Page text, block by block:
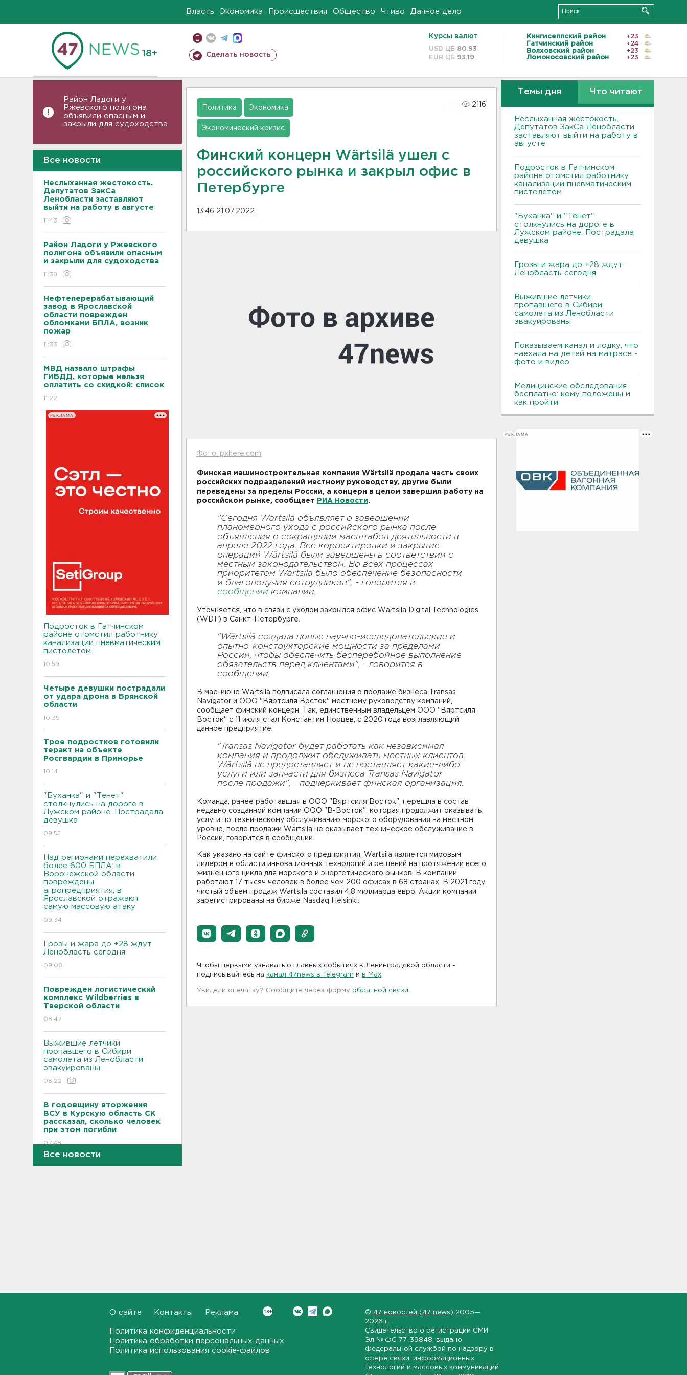
Власть Экономика Происшествия Общество Чтиво Дачное дело
18+ Сделать новость
Курсы валют
USD ЦБ 80.93
EUR ЦБ 93.19
Кингисеппский район
+23
Гатчинский район
+24
Волховский район
+23
Ломоносовский район
+23
Район Ладоги у
Ржевского полигона
объявили опасным и
закрыли для судоходства
Все новости
Неслыханная жестокость.
Депутатов ЗакСа
Ленобласти заставляют
выйти на работу в августе
11:43
Район Ладоги у Ржевского
полигона объявили опасным
и закрыли для судоходства
11:38
Нефтеперерабатывающий
завод в Ярославской
области поврежден
обломками БПЛА, возник
пожар
11:33
МВД назвало штрафы
ГИБДД, которые нельзя
оплатить со скидкой: список
11:22
РЕКЛАМА
Подросток в Гатчинском
районе отомстил работнику
канализации пневматическим
пистолетом
10:59
Четыре девушки пострадали
от удара дрона в Брянской
области
10:39
Трое подростков готовили
теракт на объекте
Росгвардии в Приморье
10:14
"Буханка" и "Тенет"
столкнулись на дороге в
Лужском районе. Пострадала
девушка
09:55
Над регионами перехватили
более 600 БПЛА: в
Воронежской области
повреждены
агропредприятия, в
Ярославской отражают
самую массовую атаку
09:34
Грозы и жара до +28 ждут
Ленобласть сегодня
09:08
Поврежден логистический
комплекс Wildberries в
Тверской области
08:47
Выжившие летчики
пропавшего в Сибири
самолета из Ленобласти
эвакуированы
08:22
В годовщину вторжения
ВСУ в Курскую область СК
рассказал, сколько человек
при этом погибли
07:48
Взрывы прогремят в карьерах
Ступень ракеты Falcon
9 врезалась в Луну
Все новости
Политика Экономика
Экономический кризис
2116
Финский концерн Wärtsilä ушел с
российского рынка и закрыл офис в
Петербурге
13:46 21.07.2022
Фото: pxhere.com
Финская машиностроительная компания Wärtsilä продала часть своих
российских подразделений местному руководству, другие были
переведены за пределы России, а концерн в целом завершил работу на
российском рынке, сообщает
РИА Новости.
"Сегодня Wärtsilä объявляет о завершении
планомерного ухода с российского рынка после
объявления о сокращении масштабов деятельности в
апреле 2022 года. Все корректировки и закрытие
операций Wärtsilä были завершены в соответствии с
местным законодательством. Во всех процессах
приоритетом Wärtsilä было обеспечение безопасности
и благополучия сотрудников", - говорится в
сообщении компании.
Уточняется, что в связи с уходом закрылся офис Wärtsilä Digital Technologies
(WDT) в Санкт-Петербурге.
"Wärtsilä создала новые научно-исследовательские и
опытно-конструкторские мощности за пределами
России, чтобы обеспечить бесперебойное выполнение
обязательств перед клиентами", - говорится в
сообщении.
В мае-июне Wärtsilä подписала соглашения о продаже бизнеса Transas
Navigator и ООО "Вяртсиля Восток" местному руководству компаний,
сообщает финский концерн. Так, единственным владельцем ООО "Вяртсиля
Восток" с 11 июля стал Константин Норцев, с 2020 года возглавляющий
данное предприятие.
"Transas Navigator будет работать как независимая
компания и продолжит обслуживать местных клиентов.
Wärtsilä не предоставляет и не поставляет какие-либо
услуги или запчасти для бизнеса Transas Navigator
после продажи", - подчеркивает финская организация.
Команда, ранее работавшая в ООО "Вяртсиля Восток", перешла в состав
недавно созданной компании ООО "В-Восток", которая продолжит оказывать
услуги по техническому обслуживанию морского оборудования на местном
уровне, после продажи Wärtsilä не оказывает техническое обслуживание в
России, говорится в сообщении.
Как указано на сайте финского предприятия, Wartsila является мировым
лидером в области инновационных технологий и решений на протяжении всего
жизненного цикла для морского и энергетического рынков. В компании
работают 17 тысяч человек в более чем 200 офисах в 68 странах. В 2021 году
чистый объем продаж Wartsila составил 4,8 миллиарда евро. Акции компании
зарегистрированы на бирже Nasdaq Helsinki.
Чтобы первыми узнавать о главных событиях в Ленинградской области -
подписывайтесь на канал 47news в Telegram и в Maх
Увидели опечатку? Сообщите через форму обратной связи
Темы дня Что читают
Неслыханная жестокость.
Депутатов ЗакСа Ленобласти
заставляют выйти на работу в
августе
Подросток в Гатчинском
районе отомстил работнику
канализации пневматическим
пистолетом
"Буханка" и "Тенет"
столкнулись на дороге в
Лужском районе. Пострадала
девушка
Грозы и жара до +28 ждут
Ленобласть сегодня
Выжившие летчики
пропавшего в Сибири
самолета из Ленобласти
эвакуированы
Показываем канал и лодку, что
наехала на детей на матрасе -
фото и видео
Медицинские обследования
бесплатно: кому положены и
как пройти
РЕКЛАМА
О сайте Контакты Реклама
Политика конфиденциальности
Политика обработки персональных данных
Политика использования cookie-файлов
© 47 новостей (47 news) 2005—
2026 г.
Свидетельство о регистрации СМИ
Эл № ФС 77-39848 , выдано
Федеральной службой по надзору в
сфере связи, информационных
технологий и массовых коммуникаций